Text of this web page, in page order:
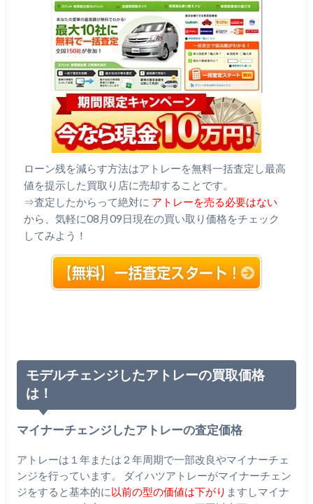
ローン残を減らす方法はアトレーを無料一括査定し最高
値を提示した買取り店に売却することです。
⇒査定したからって絶対に アトレーを売る必要はない
から、気軽に08月09日現在の買い取り価格をチェック
してみよう！
モデルチェンジしたアトレーの買取価格
は！
マイナーチェンジしたアトレーの査定価格
アトレーは１年または２年周期で一部改良やマイナーチェ
ンジを行っています。 ダイハツアトレーがマイナーチェン
ジをすると基本的に以前の型の価値は下がり ますしマイナ